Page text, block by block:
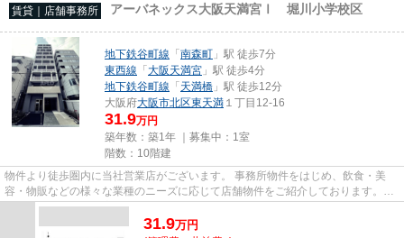
賃貸｜店舗事務所 アーバネックス大阪天満宮Ⅰ 堀川小学校区
地下鉄谷町線 「南森町 」駅 徒歩7分
東西線 「大阪天満宮 」駅 徒歩4分
地下鉄谷町線 「天満橋 」駅 徒歩12分
大阪府大阪市北区東天満 １丁目12-16
31.9万円
築年数：築1年 ｜募集中： 1室
階数：10階建
物件より徒歩圏内に当社営業店がございます。 事務所物件をはじめ、飲食・美
容・物販などの様々な業種のニーズに応じて店舗物件をご紹介しております。
尚、弊社ではおとり広告は一切...
31.9万円